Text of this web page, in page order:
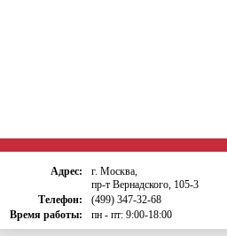
Адрес:
г. Москва,
пр-т Вернадского, 105-3
Телефон:
(499) 347-32-68
Время работы:
пн - пт: 9:00-18:00